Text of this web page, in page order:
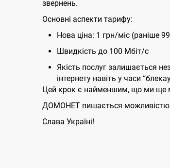
звернень.
Основні аспекти тарифу:
Нова ціна: 1 грн/міс (раніше
Швидкість до 100 Мбіт/с
Якість послуг залишається
інтернету навіть у часи
Цей крок є найменшим, що ми ще
ДОМОНЕТ пишається можливістю
Слава Україні!